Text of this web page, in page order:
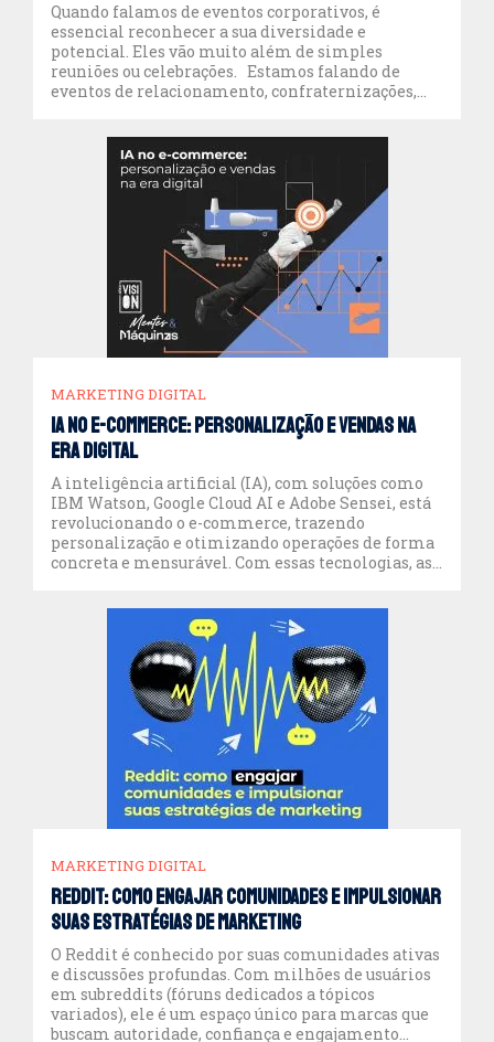
Quando falamos de eventos corporativos, é
essencial reconhecer a sua diversidade e
potencial. Eles vão muito além de simples
reuniões ou celebrações. Estamos falando de
eventos de relacionamento, confraternizações,
específicos, mas todos capazes de fortalecer
conexões e impulsionar a comunicação interna e
externa. […]
MARKETING DIGITAL
IA no e-commerce: personalização e vendas na
era digital
A inteligência artificial (IA), com soluções como
IBM Watson, Google Cloud AI e Adobe Sensei, está
revolucionando o e-commerce, trazendo
personalização e otimizando operações de forma
concreta e mensurável. Com essas tecnologias, as
marketing digital. Quer saber como a IA pode
alavancar suas […]
MARKETING DIGITAL
Reddit: como engajar comunidades e impulsionar
suas estratégias de marketing
O Reddit é conhecido por suas comunidades ativas
e discussões profundas. Com milhões de usuários
em subreddits (fóruns dedicados a tópicos
variados), ele é um espaço único para marcas que
buscam autoridade, confiança e engajamento